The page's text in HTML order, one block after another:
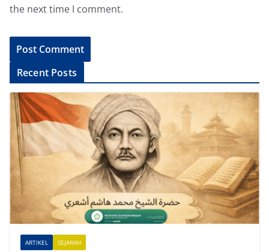
the next time I comment.
l
t
v
Recent Posts
ARTIKEL SEJARAH